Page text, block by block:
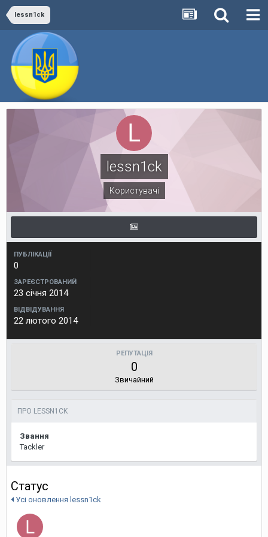
lessn1ck
lessn1ck
Користувачі
ПУБЛІКАЦІЇ
0
ЗАРЕЄСТРОВАНИЙ
23 січня 2014
ВІДВІДУВАННЯ
22 лютого 2014
РЕПУТАЦІЯ
0
Звичайний
ПРО LESSN1CK
Звання
Tackler
Статус
Усі оновлення lessn1ck